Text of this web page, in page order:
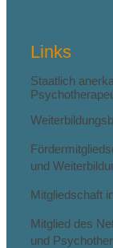
Links
Staatlich
und
Mitgliedschaft
Mitglied des
und